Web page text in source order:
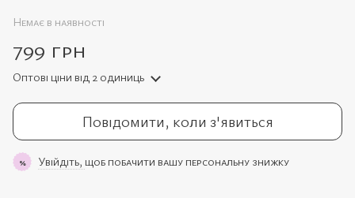
Немає в наявності
799 грн
Оптові ціни від 2 одиниць
Повідомити, коли з'явиться
% Увійдіть, щоб побачити вашу персональну знижку